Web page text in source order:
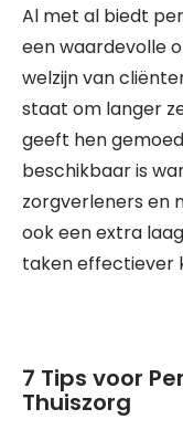
Al met al biedt
een waardevolle
welzijn van
staat om langer
geeft hen
beschikbaar is
zorgverleners en
ook een extra
taken effectiever
7 Tips voor
Thuiszorg